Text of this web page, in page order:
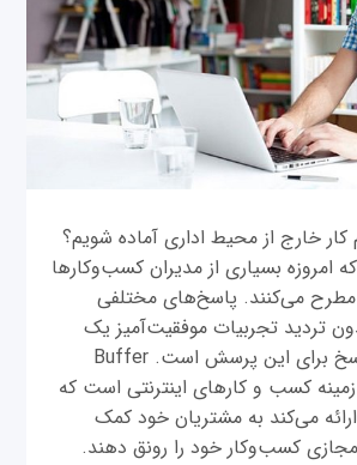
کار خارج از محیط اداری آماده شویم؟
امروزه بسیاری از مدیران کسب‌وکارها
مطرح می‌کنند. پاسخ‌های مختلفی
تردید تجربیات موفقیت‌آمیز یک
شرکت بهترین پاسخ برای این پرسش است. Buffer
کسب و کارهای اینترنتی است که
می‌کند به مشتريان خود کمک
کسب‌و‌کار خود را رونق دهند.